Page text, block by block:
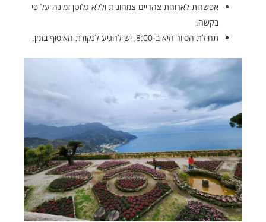
אפשרות לארוחת צהריים צמחונית וללא גלוטן זמינה על פי
בקשה.
תחילת הסיור היא ב-8:00, יש להגיע לנקודת האיסוף בזמן.